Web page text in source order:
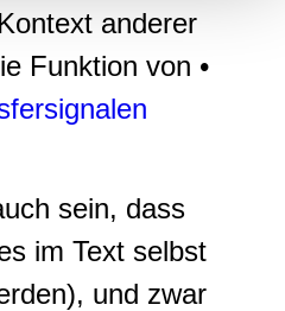
anderer
Funktion von •
sein, dass
im Text selbst
und zwar